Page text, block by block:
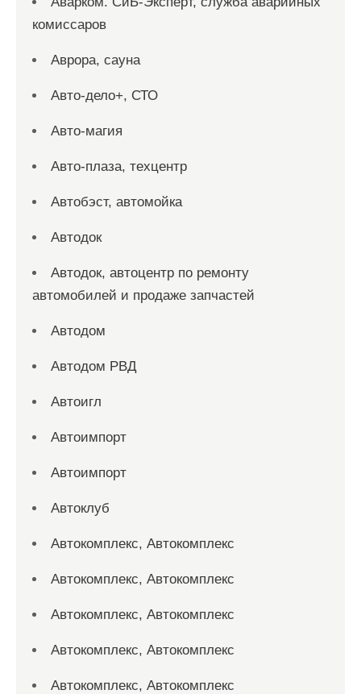
комиссаров
Аврора, сауна
Авто-дело+, СТО
Авто-магия
Авто-плаза, техцентр
Автобэст, автомойка
Автодок
Автодок, автоцентр по ремонту
автомобилей и продаже запчастей
Автодом
Автодом РВД
Автоигл
Автоимпорт
Автоимпорт
Автоклуб
Автокомплекс, Автокомплекс
Автокомплекс, Автокомплекс
Автокомплекс, Автокомплекс
Автокомплекс, Автокомплекс
Автокомплекс, Автокомплекс